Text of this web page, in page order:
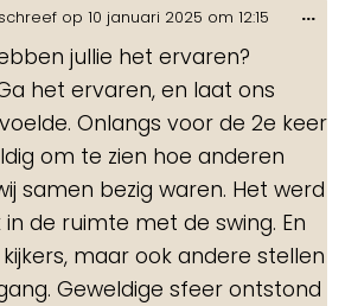
schreef op 10 januari 2025 om 12:15
jullie het ervaren?
het ervaren, en laat ons
Onlangs voor de 2e keer
om te zien hoe anderen
samen bezig waren. Het werd
de ruimte met de swing. En
maar ook andere stellen
Geweldige sfeer ontstond
...